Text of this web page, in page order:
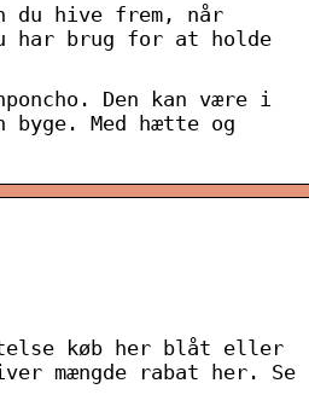
du hive frem, når
har brug for at holde
Den kan være i
Med hætte og
køb her blåt eller
mængde rabat her. Se